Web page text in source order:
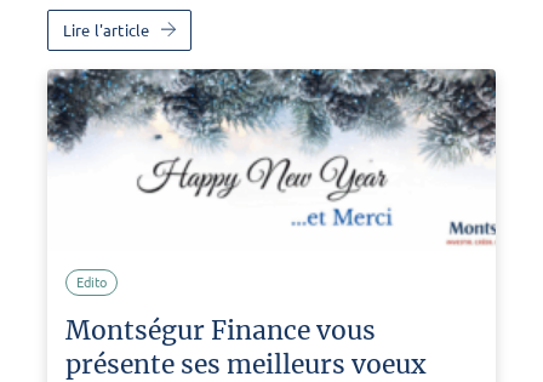
Lire l'article
Edito
Montségur Finance vous
présente ses meilleurs voeux